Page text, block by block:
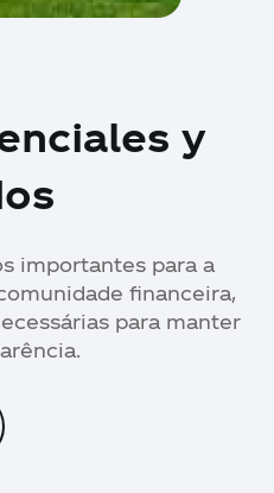
y
importantes para a
financeira,
para manter